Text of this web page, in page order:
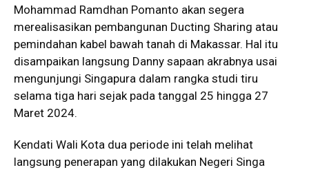
Mohammad Ramdhan Pomanto akan segera
merealisasikan pembangunan Ducting Sharing atau
pemindahan kabel bawah tanah di Makassar. Hal itu
disampaikan langsung Danny sapaan akrabnya usai
mengunjungi Singapura dalam rangka studi tiru
selama tiga hari sejak pada tanggal 25 hingga 27
Maret 2024.
Kendati Wali Kota dua periode ini telah melihat
langsung penerapan yang dilakukan Negeri Singa